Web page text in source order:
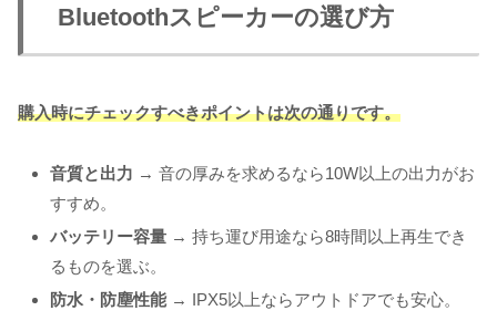
Bluetoothスピーカーの選び方
購入時にチェックすべきポイントは次の通りです。
音質と出力 → 音の厚みを求めるなら10W以上の出力がお
すすめ。
バッテリー容量 → 持ち運び用途なら8時間以上再生でき
るものを選ぶ。
防水・防塵性能 → IPX5以上ならアウトドアでも安心。